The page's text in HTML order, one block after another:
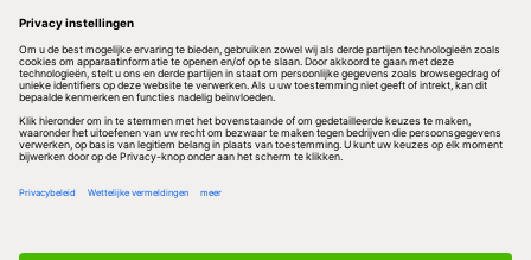
Privacyinstellingen
Volg ons